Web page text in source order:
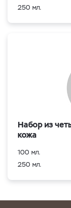
250 мл.
Набор из
кожа
100 мл.
250 мл.